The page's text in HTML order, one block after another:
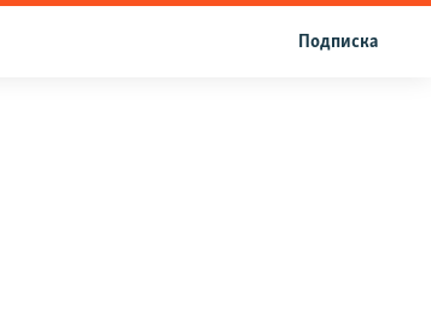
Подписка